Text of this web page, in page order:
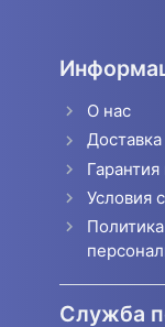
О нас
Доставка
Гарантия
Условия
Служба